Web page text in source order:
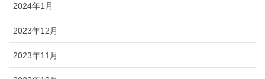
2024年1月
2023年12月
2023年11月